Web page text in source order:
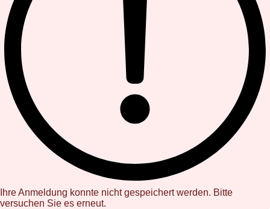
Ihre Anmeldung konnte nicht gespeichert werden. Bitte
versuchen Sie es erneut.